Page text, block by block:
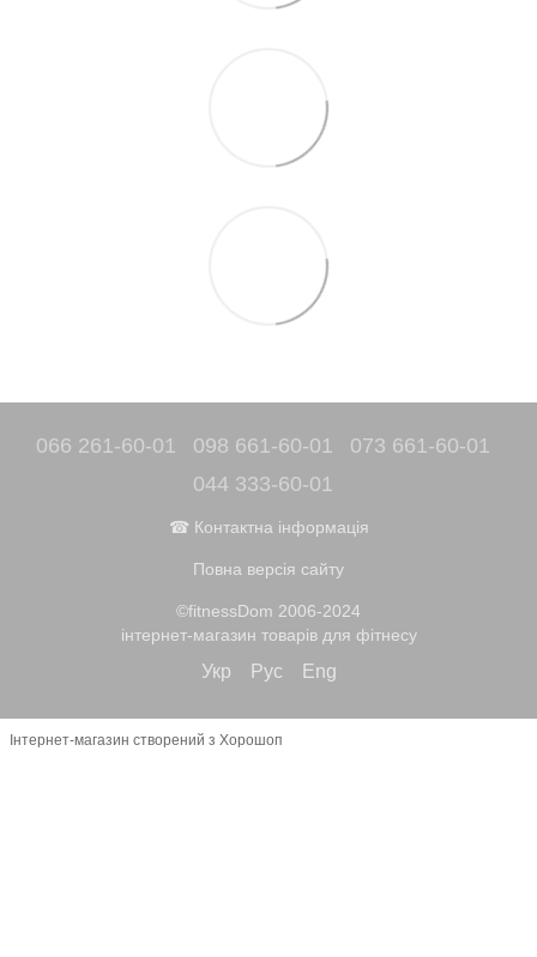
066 261-60-01 098 661-60-01
073 661-60-01
044 333-60-01
☎ Контактна інформація
Повна версія сайту
©fitnessDom 2006-2024
інтернет-магазин товарів для фітнесу
Укр Рус Eng
Інтернет-магазин створений з Хорошоп